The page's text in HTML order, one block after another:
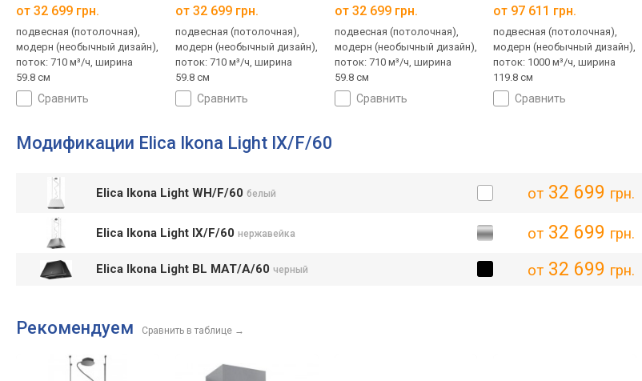
от 32 699 грн.
подвесная (потолочная),
модерн (необычный дизайн),
поток: 710 м³/ч, ширина
59.8 см
сравнить
от 32 699 грн.
подвесная (потолочная),
модерн (необычный дизайн),
поток: 710 м³/ч, ширина
59.8 см
сравнить
от 32 699 грн.
подвесная (потолочная),
модерн (необычный дизайн),
поток: 710 м³/ч, ширина
59.8 см
сравнить
от 97 611 грн.
подвесная (потолочная),
модерн (необычный дизайн),
поток: 1000 м³/ч, ширина
119.8 см
сравнить
Модификации Elica Ikona Light IX/F/60
Elica Ikona Light WH/F/60 белый от32 699 грн.
Elica Ikona Light IX/F/60 нержавейка от32 699 грн.
Elica Ikona Light BL MAT/A/60 черный от32 699 грн.
Рекомендуем Сравнить в таблице →